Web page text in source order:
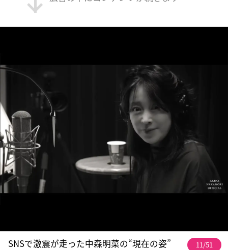
SNSで激震が走った中森明菜の“現在の姿” 11/51